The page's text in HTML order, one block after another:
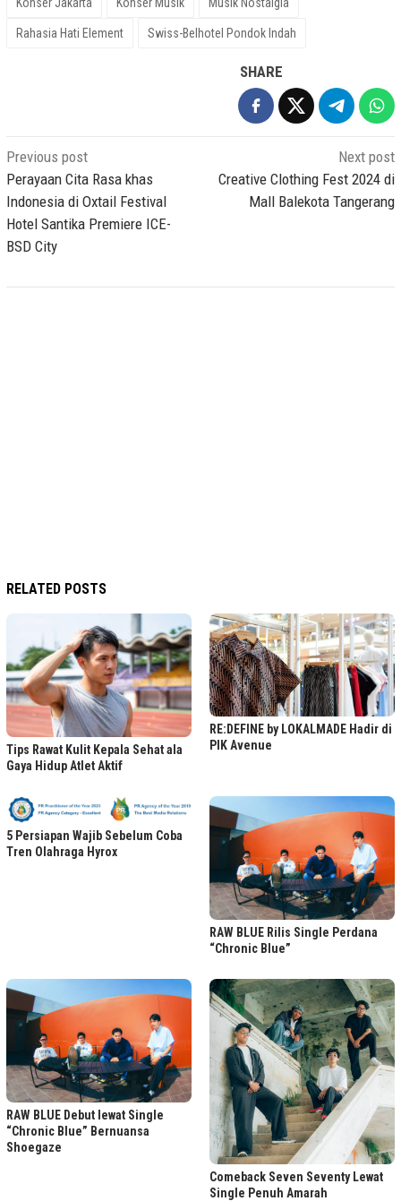
Rahasia Hati Element Swiss-Belhotel Pondok Indah
SHARE
Post
navigation
Previous post
Perayaan Cita Rasa khas
Indonesia di Oxtail Festival
Hotel Santika Premiere ICE-
BSD City
Next post
Creative Clothing Fest 2024 di
Mall Balekota Tangerang
RELATED POSTS
Tips Rawat Kulit Kepala Sehat ala
Gaya Hidup Atlet Aktif
RE:DEFINE by LOKALMADE Hadir di
PIK Avenue
5 Persiapan Wajib Sebelum Coba
Tren Olahraga Hyrox
RAW BLUE Rilis Single Perdana
“Chronic Blue”
RAW BLUE Debut lewat Single
“Chronic Blue” Bernuansa
Shoegaze
Comeback Seven Seventy Lewat
Single Penuh Amarah